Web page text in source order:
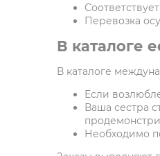
Перевозка
В каталоге
В каталоге
Если
Ваша сестра
Необходимо